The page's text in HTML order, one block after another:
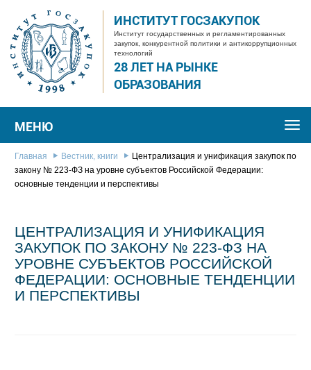
ИНСТИТУТ ГОСЗАКУПОК
Институт государственных и регламентированных
закупок, конкурентной политики и антикоррупционных
технологий
28 ЛЕТ НА РЫНКЕ
ОБРАЗОВАНИЯ
МЕНЮ
Главная Вестник, книги
Централизация и унификация закупок по
закону № 223-ФЗ на уровне субъектов Российской Федерации:
основные тенденции и перспективы
ЦЕНТРАЛИЗАЦИЯ И УНИФИКАЦИЯ
ЗАКУПОК ПО ЗАКОНУ № 223-ФЗ НА
УРОВНЕ СУБЪЕКТОВ РОССИЙСКОЙ
ФЕДЕРАЦИИ: ОСНОВНЫЕ ТЕНДЕНЦИИ
И ПЕРСПЕКТИВЫ